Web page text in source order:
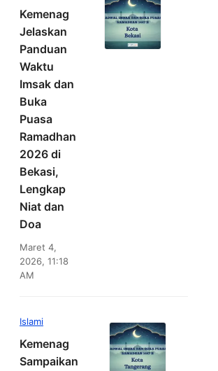
Kemenag
Jelaskan
Panduan
Waktu
Imsak dan
Buka
Puasa
Ramadhan
2026 di
Bekasi,
Lengkap
Niat dan
Doa
Maret 4,
2026, 11:18
AM
Islami
Kemenag
Sampaikan